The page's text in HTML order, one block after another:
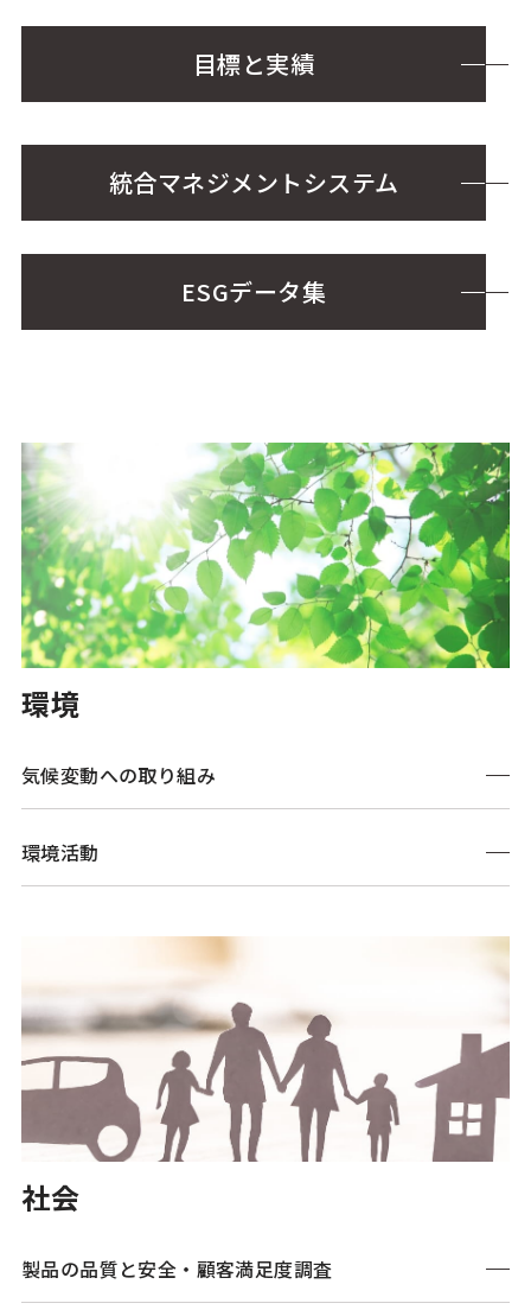
目標と実績
統合マネジメントシステム
ESGデータ集
環境
気候変動への取り組み
環境活動
社会
製品の品質と安全・ 顧客満足度調査